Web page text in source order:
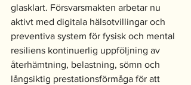
glasklart. Försvarsmakten arbetar nu
aktivt med digitala hälsotvillingar och
preventiva system för fysisk och mental
resiliens kontinuerlig uppföljning av
återhämtning, belastning, sömn och
långsiktig prestationsförmåga för att